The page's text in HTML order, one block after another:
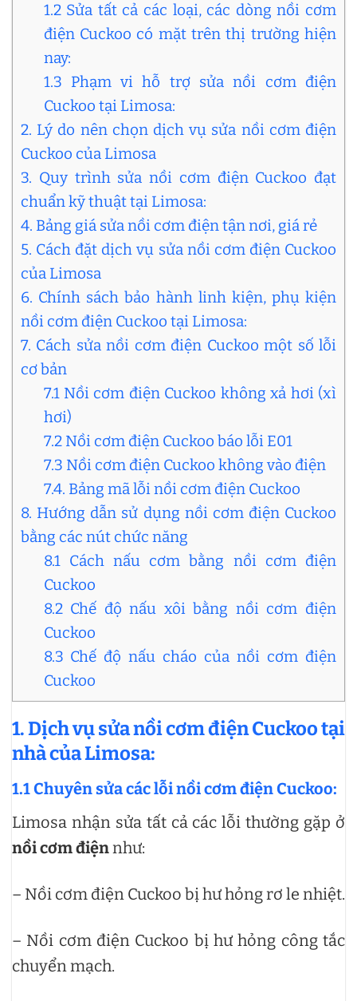
1.2 Sửa tất cả các loại, các dòng nồi cơm
điện Cuckoo có mặt trên thị trường hiện
nay:
1.3 Phạm vi hỗ trợ sửa nồi cơm điện
Cuckoo tại Limosa:
2. Lý do nên chọn dịch vụ sửa nồi cơm điện
Cuckoo của Limosa
3. Quy trình sửa nồi cơm điện Cuckoo đạt
chuẩn kỹ thuật tại Limosa:
4. Bảng giá sửa nồi cơm điện tận nơi, giá rẻ
5. Cách đặt dịch vụ sửa nồi cơm điện Cuckoo
của Limosa
6. Chính sách bảo hành linh kiện, phụ kiện
nồi cơm điện Cuckoo tại Limosa:
7. Cách sửa nồi cơm điện Cuckoo một số lỗi
cơ bản
7.1 Nồi cơm điện Cuckoo không xả hơi (xì
hơi)
7.2 Nồi cơm điện Cuckoo báo lỗi E01
7.3 Nồi cơm điện Cuckoo không vào điện
7.4. Bảng mã lỗi nồi cơm điện Cuckoo
8. Hướng dẫn sử dụng nồi cơm điện Cuckoo
bằng các nút chức năng
8.1 Cách nấu cơm bằng nồi cơm điện
Cuckoo
8.2 Chế độ nấu xôi bằng nồi cơm điện
Cuckoo
8.3 Chế độ nấu cháo của nồi cơm điện
Cuckoo
1. Dịch vụ sửa nồi cơm điện Cuckoo tại
nhà của Limosa:
1.1 Chuyên sửa các lỗi nồi cơm điện Cuckoo:
Limosa nhận sửa tất cả các lỗi thường gặp ở
nồi cơm điệnnhư:
– Nồi cơm điện Cuckoo bị hư hỏng rơ le nhiệt.
– Nồi cơm điện Cuckoo bị hư hỏng công tắc
chuyển mạch.